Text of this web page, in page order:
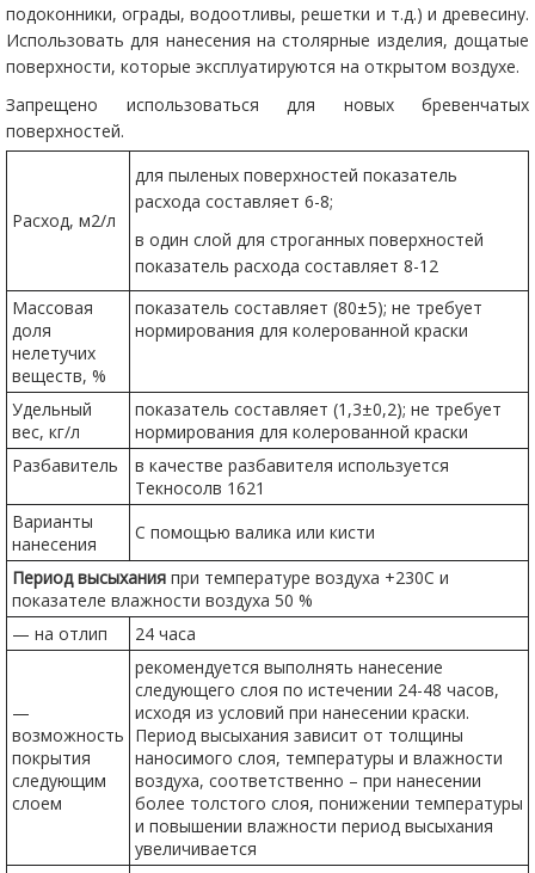
подоконники, ограды, водоотливы, решетки и т.д.) и древесину.
Использовать для нанесения на столярные изделия, дощатые
поверхности, которые эксплуатируются на открытом воздухе.
Запрещено использоваться для новых бревенчатых
поверхностей.
Расход, м2/л
для пыленых поверхностей показатель
расхода составляет 6-8;
в один слой для строганных поверхностей
показатель расхода составляет 8-12
Массовая
доля
нелетучих
веществ, %
показатель составляет (80±5); не требует
нормирования для колерованной краски
Удельный
вес, кг/л
показатель составляет (1,3±0,2); не требует
нормирования для колерованной краски
Разбавитель
в качестве разбавителя используется
Текносолв 1621
Варианты
нанесения
С помощью валика или кисти
Период высыхания при температуре воздуха +230C и
показателе влажности воздуха 50 %
— на отлип
24 часа
—
возможность
покрытия
следующим
слоем
рекомендуется выполнять нанесение
следующего слоя по истечении 24-48 часов,
исходя из условий при нанесении краски.
Период высыхания зависит от толщины
наносимого слоя, температуры и влажности
воздуха, соответственно – при нанесении
более толстого слоя, понижении температуры
и повышении влажности период высыхания
увеличивается